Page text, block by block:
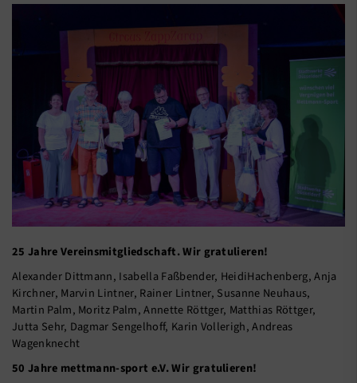
25 Jahre Vereinsmitgliedschaft. Wir gratulieren!
Alexander Dittmann, Isabella Faßbender, HeidiHachenberg, Anja
Kirchner, Marvin Lintner, Rainer Lintner, Susanne Neuhaus,
Martin Palm, Moritz Palm, Annette Röttger, Matthias Röttger,
Jutta Sehr, Dagmar Sengelhoff, Karin Vollerigh, Andreas
Wagenknecht
50 Jahre mettmann-sport e.V. Wir gratulieren!